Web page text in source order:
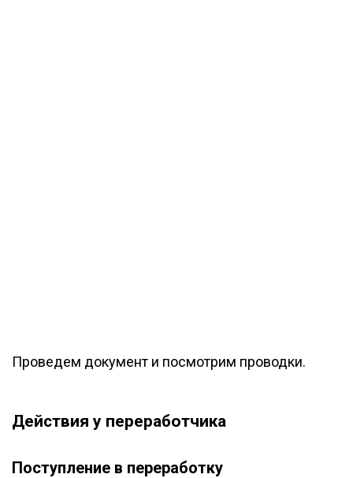
Проведем документ и посмотрим проводки.
Действия у переработчика
Поступление в переработку